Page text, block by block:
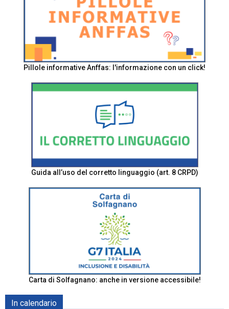
Pillole informative Anffas: l'informazione con un click!
Guida all’uso del corretto linguaggio (art. 8 CRPD)
Carta di Solfagnano: anche in versione accessibile!
In calendario